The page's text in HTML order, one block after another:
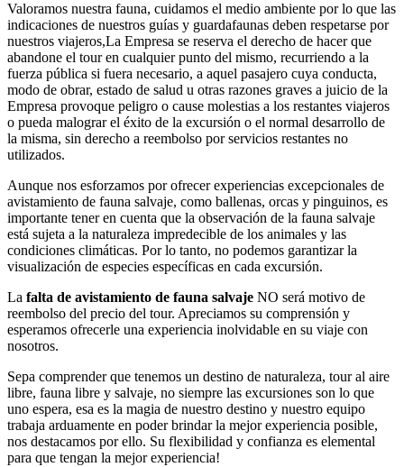
Valoramos nuestra fauna, cuidamos el medio ambiente por lo que las
indicaciones de nuestros guías y guardafaunas deben respetarse por
nuestros viajeros,La Empresa se reserva el derecho de hacer que
abandone el tour en cualquier punto del mismo, recurriendo a la
fuerza pública si fuera necesario, a aquel pasajero cuya conducta,
modo de obrar, estado de salud u otras razones graves a juicio de la
Empresa provoque peligro o cause molestias a los restantes viajeros
o pueda malograr el éxito de la excursión o el normal desarrollo de
la misma, sin derecho a reembolso por servicios restantes no
utilizados.
Aunque nos esforzamos por ofrecer experiencias excepcionales de
avistamiento de fauna salvaje, como ballenas, orcas y pinguinos, es
importante tener en cuenta que la observación de la fauna salvaje
está sujeta a la naturaleza impredecible de los animales y las
condiciones climáticas. Por lo tanto, no podemos garantizar la
visualización de especies específicas en cada excursión.
La falta de avistamiento de fauna salvaje NO será motivo de
reembolso del precio del tour. Apreciamos su comprensión y
esperamos ofrecerle una experiencia inolvidable en su viaje con
nosotros.
Sepa comprender que tenemos un destino de naturaleza, tour al aire
libre, fauna libre y salvaje, no siempre las excursiones son lo que
uno espera, esa es la magia de nuestro destino y nuestro equipo
trabaja arduamente en poder brindar la mejor experiencia posible,
nos destacamos por ello. Su flexibilidad y confianza es elemental
para que tengan la mejor experiencia!